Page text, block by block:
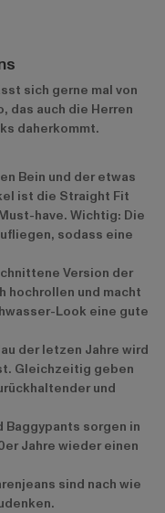
sich gerne mal von
das auch die Herren
daherkommt.
Bein und der etwas
ist die Straight Fit
have. Wichtig: Die
sodass eine
Version der
hochrollen und macht
Look eine gute
der letzen Jahre wird
Gleichzeitig geben
und
Baggypants sorgen in
Jahre wieder einen
sind nach wie